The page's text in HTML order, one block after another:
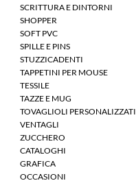
SCRITTURA E DINTORNI
SHOPPER
SOFT PVC
SPILLE E PINS
STUZZICADENTI
TAPPETINI PER MOUSE
TESSILE
TAZZE E MUG
TOVAGLIOLI PERSONALIZZATI
VENTAGLI
ZUCCHERO
CATALOGHI
GRAFICA
OCCASIONI